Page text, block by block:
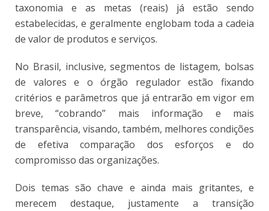
taxonomia e as metas (reais) já estão sendo
estabelecidas, e geralmente englobam toda a cadeia
de valor de produtos e serviços.
No Brasil, inclusive, segmentos de listagem, bolsas
de valores e o órgão regulador estão fixando
critérios e parâmetros que já entrarão em vigor em
breve, “cobrando” mais informação e mais
transparência, visando, também, melhores condições
de efetiva comparação dos esforços e do
compromisso das organizações.
Dois temas são chave e ainda mais gritantes, e
merecem destaque, justamente a transição